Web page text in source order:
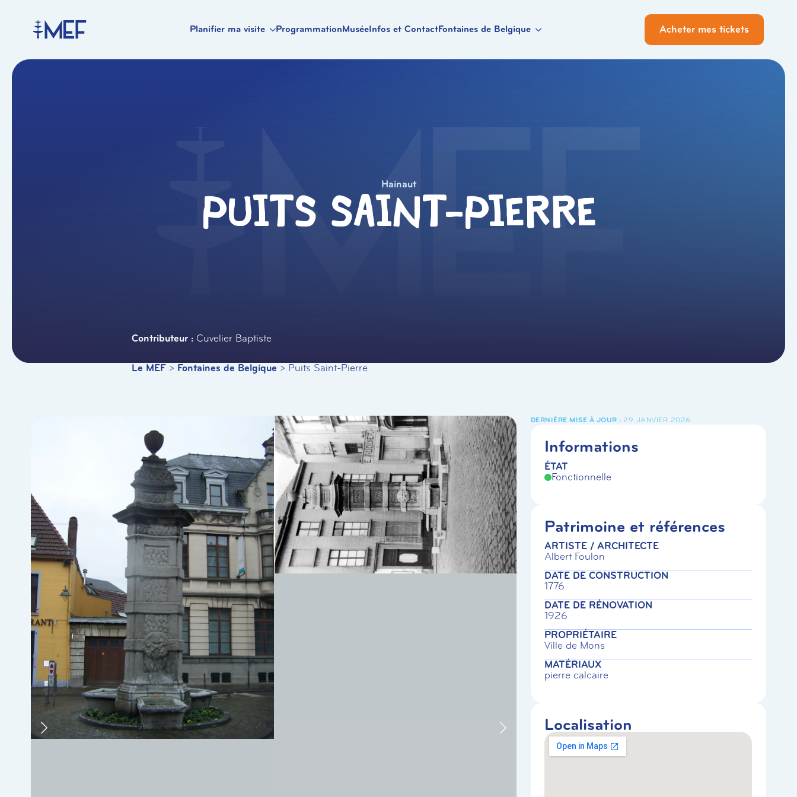
Planifier ma visite ProgrammationMuséeInfos et ContactFontaines de Belgique Acheter mes tickets
Hainaut
Puits Saint-Pierre
Cuvelier Baptiste
Le MEF > Fontaines de Belgique > Puits Saint-Pierre
29 JANVIER 2026
Informations
ÉTAT
Fonctionnelle
Patrimoine et références
ARTISTE / ARCHITECTE
Albert Foulon
DATE DE CONSTRUCTION
1776
DATE DE RÉNOVATION
1926
PROPRIÉTAIRE
Ville de Mons
MATÉRIAUX
pierre calcaire
Localisation